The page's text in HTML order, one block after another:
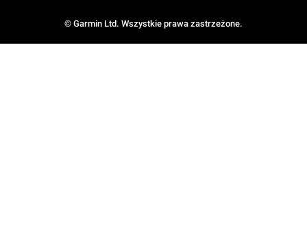
© Garmin Ltd. Wszystkie prawa zastrzeżone.